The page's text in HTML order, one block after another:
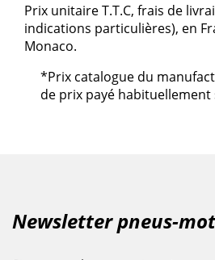
Prix unitaire T.T.C, frais de
indications particulières), en
Monaco.
*Prix catalogue du
de prix payé
Newsletter pneus-